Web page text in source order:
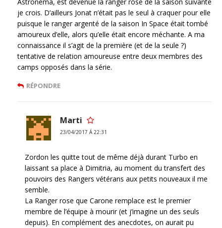
Astronema, est devenue la ranger rose de la saison suivante
je crois. D’ailleurs Jonat n’était pas le seul à craquer pour elle
puisque le ranger argenté de la saison In Space était tombé
amoureux d’elle, alors qu’elle était encore méchante. A ma
connaissance il s’agit de la première (et de la seule ?)
tentative de relation amoureuse entre deux membres des
camps opposés dans la série.
RÉPONDRE
Marti
23/04/2017 Á 22:31
Zordon les quitte tout de même déjà durant Turbo en
laissant sa place à Dimitria, au moment du transfert des
pouvoirs des Rangers vétérans aux petits nouveaux il me
semble.
La Ranger rose que Carone remplace est le premier
membre de l’équipe à mourir (et j’imagine un des seuls
depuis). En complément des anecdotes, on aurait pu